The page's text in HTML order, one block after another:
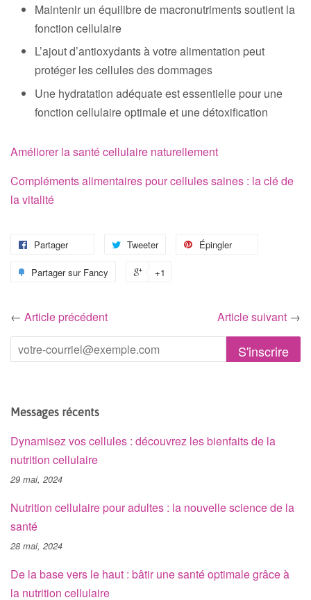
Maintenir un équilibre de macronutriments soutient la
fonction cellulaire
L’ajout d’antioxydants à votre alimentation peut
protéger les cellules des dommages
Une hydratation adéquate est essentielle pour une
fonction cellulaire optimale et une détoxification
Améliorer la santé cellulaire naturellement
Compléments alimentaires pour cellules saines : la clé de
la vitalité
Partager Tweeter Épingler
Partager sur Fancy +1
← Article précédent Article suivant →
Messages récents
Dynamisez vos cellules : découvrez les bienfaits de la
nutrition cellulaire
29 mai, 2024
Nutrition cellulaire pour adultes : la nouvelle science de la
santé
28 mai, 2024
De la base vers le haut : bâtir une santé optimale grâce à
la nutrition cellulaire